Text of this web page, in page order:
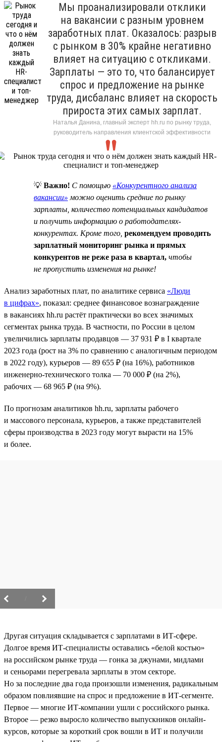
Мы проанализировали отклики
на вакансии с разным уровнем
заработных плат. Оказалось: разрыв
с рынком в 30% крайне негативно
влияет на ситуацию с откликами.
Зарплаты — это то, что балансирует
спрос и предложение на рынке
труда, дисбаланс влияет на скорость
прироста этих самых зарплат.
Наталья Данина, главный эксперт hh.ru по рынку труда,
руководитель направления клиентской эффективности
💡 Важно! C помощью «Конкурентного анализа
вакансии» можно оценить средние по рынку
зарплаты, количество потенциальных кандидатов
и получить информацию о работодателях-
конкурентах. Кроме того, рекомендуем проводить
зарплатный мониторинг рынка и прямых
конкурентов не реже раза в квартал, чтобы
не пропустить изменения на рынке!
Анализ заработных плат, по аналитике сервиса «Люди
в цифрах», показал: среднее финансовое вознаграждение
в вакансиях hh.ru растёт практически во всех значимых
сегментах рынка труда. В частности, по России в целом
увеличились зарплаты продавцов — 37 931 ₽ в I квартале
2023 года (рост на 3% по сравнению с аналогичным периодом
в 2022 году), курьеров — 89 655 ₽ (на 16%), работников
инженерно-технического толка — 70 000 ₽ (на 2%),
рабочих — 68 965 ₽ (на 9%).
По прогнозам аналитиков hh.ru, зарплаты рабочего
и массового персонала, курьеров, а также представителей
сферы производства в 2023 году могут вырасти на 15%
и более.
Другая ситуация складывается с зарплатами в ИТ-сфере.
Долгое время ИТ-специалисты оставались «белой костью»
на российском рынке труда — гонка за джунами, мидлами
и сеньорами перегревала зарплаты в этом секторе.
Но за последние два года произошли изменения, радикальным
образом повлиявшие на спрос и предложение в ИТ-сегменте.
Первое — многие ИТ-компании ушли с российского рынка.
Второе — резко выросло количество выпускников онлайн-
курсов, которые за короткий срок вошли в ИТ и получили